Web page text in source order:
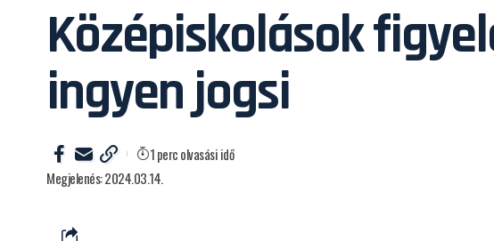
Középiskolások
ingyen jogsi
Megjelenés: 2024.03.14.
1 perc olvasási idő